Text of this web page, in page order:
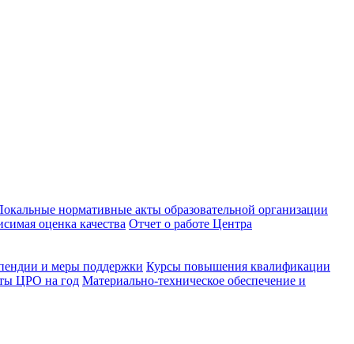
нормативные акты образовательной организации
оценка качества Отчет о работе Центра
и меры поддержки Курсы повышения квалификации
ЦРО на год Материально-техническое обеспечение и